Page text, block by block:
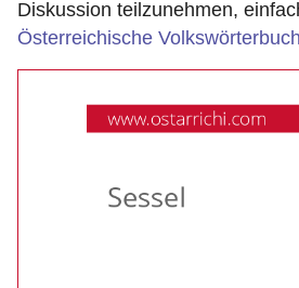
Diskussion teilzunehmen,
Österreichische Volkswörterbuch